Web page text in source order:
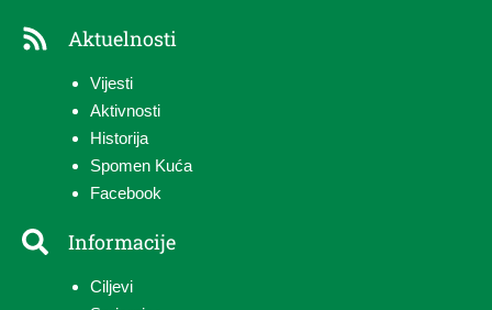
Aktuelnosti
Vijesti
Aktivnosti
Historija
Spomen Kuća
Facebook
Informacije
Ciljevi